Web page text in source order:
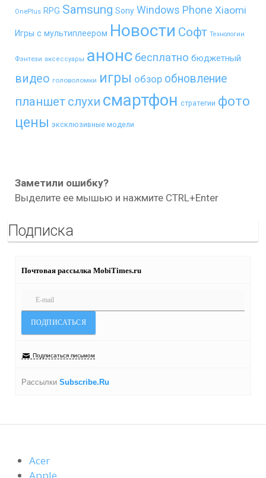
OnePlus RPG Samsung Sony Windows Phone Xiaomi
Игры с мультиплеером Новости Софт Технологии
Фэнтези аксессуары анонс бесплатно бюджетный
видео головоломки игры обзор обновление
планшет слухи смартфон стратегии фото
цены эксклюзивные модели
Заметили ошибку?
Выделите ее мышью и нажмите CTRL+Enter
Подписка
Почтовая рассылка MobiTimes.ru
Подписаться письмом
Рассылки Subscribe.Ru
Acer